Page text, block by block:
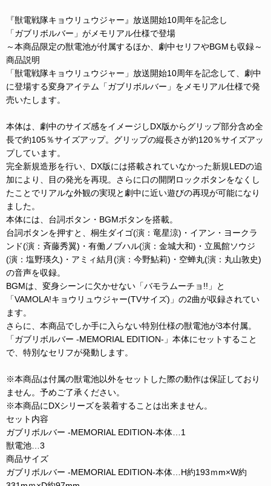
『獣電戦隊キョウリュウジャー』放送開始10周年を記念し
「ガブリボルバー」がメモリアル仕様で登場
～本商品限定の獣電池が付属するほか、劇中セリフやBGMも収録～
商品説明
「獣電戦隊キョウリュウジャー」放送開始10周年を記念して、劇中
に登場する変身アイテム「ガブリボルバー」をメモリアル仕様で発
売いたします。
本体は、劇中のサイズ感をイメージしDX版からグリップ部分含め全
長で約105％サイズアップ。グリップの縦長さが約120％サイズアッ
プしています。
完全新規造形を行い、DX版には搭載されていなかった新規LEDの追
加により、目の発光を再現。さらに口の開閉ロックボタンをなくし
たことでリアルな外観の実現と劇中に近い遊びの再現が可能になり
ました。
本体には、台詞ボタン・BGMボタンを搭載。
台詞ボタンを押すと、桐生ダイゴ(演：竜星涼)・イアン・ヨークラ
ンド(演：斉藤秀翼)・有働ノブハル(演：金城大和)・立風館ソウジ
(演：塩野瑛久)・アミィ結月(演：今野鮎莉)・空蝉丸(演：丸山敦史)
の音声を収録。
BGMは、変身シーンに欠かせない「バモラムーチョ!!」と
「VAMOLA!キョウリュウジャー(TVサイズ)」の2曲が収録されてい
ます。
さらに、本商品でしか手に入らない特別仕様の獣電池が3本付属。
「ガブリボルバー -MEMORIAL EDITION-」本体にセットすること
で、特別なセリフが発動します。
※本商品は付属の獣電池以外をセットした際の動作は保証しており
ません。予めご了承ください。
※本商品にDXシリーズを装着することは出来ません。
セット内容
ガブリボルバー -MEMORIAL EDITION-本体…1
獣電池…3
商品サイズ
ガブリボルバー -MEMORIAL EDITION-本体…H約193ｍm×W約